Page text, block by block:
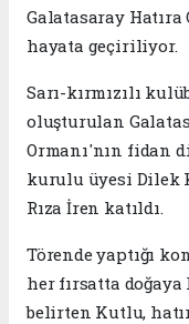
Galatasaray
hayata geçiriliyor.
Sarı-kırmızılı
oluşturulan
Ormanı'nın fidan
kurulu üyesi Dilek
Rıza İren katıldı.
Törende yaptığı
her fırsatta
belirten Kutlu,